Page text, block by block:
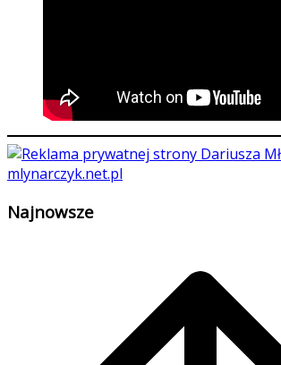
Najnowsze